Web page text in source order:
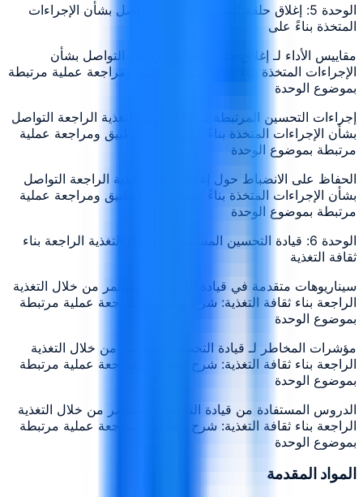
الوحدة 5: إغلاق حلقة التغذية الراجعة التواصل بشأن الإجراءات
المتخذة بناءً على
مقاييس الأداء لـ إغلاق حلقة التغذية الراجعة التواصل بشأن
الإجراءات المتخذة بناءً على: شرح وتطبيق ومراجعة عملية مرتبطة
بموضوع الوحدة
إجراءات التحسين المرتبطة بـ إغلاق حلقة التغذية الراجعة التواصل
بشأن الإجراءات المتخذة بناءً على: شرح وتطبيق ومراجعة عملية
مرتبطة بموضوع الوحدة
الحفاظ على الانضباط حول إغلاق حلقة التغذية الراجعة التواصل
بشأن الإجراءات المتخذة بناءً على: شرح وتطبيق ومراجعة عملية
مرتبطة بموضوع الوحدة
الوحدة 6: قيادة التحسين المستمر من خلال التغذية الراجعة بناء
ثقافة التغذية
سيناريوهات متقدمة في قيادة التحسين المستمر من خلال التغذية
الراجعة بناء ثقافة التغذية: شرح وتطبيق ومراجعة عملية مرتبطة
بموضوع الوحدة
مؤشرات المخاطر لـ قيادة التحسين المستمر من خلال التغذية
الراجعة بناء ثقافة التغذية: شرح وتطبيق ومراجعة عملية مرتبطة
بموضوع الوحدة
الدروس المستفادة من قيادة التحسين المستمر من خلال التغذية
الراجعة بناء ثقافة التغذية: شرح وتطبيق ومراجعة عملية مرتبطة
بموضوع الوحدة
المواد المقدمة